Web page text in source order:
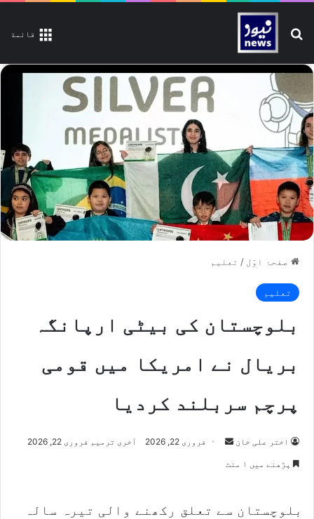
قائمة تلاش کیجیے
صفحۂ اوّل / تعلیم
تعلیم
بلوچستان کی بیٹی ارپانگہ
بریال نے امریکا میں قومی
پرچم سربلند کردیا
اختر علی خان
Send فروری 22, 2026 آخری ترمیم فروری 22, 2026
پڑھنے میں ۱ منٹ
بلوچستان سے تعلق رکھنے والی تیرہ سالہ